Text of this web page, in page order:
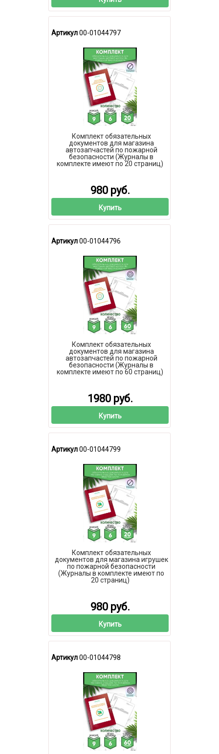
Артикул00-01044797
Комплект обязательных
документов для магазина
автозапчастей по пожарной
безопасности (Журналы в
комплекте имеют по 20 страниц)
980 руб.
Купить
Артикул00-01044796
Комплект обязательных
документов для магазина
автозапчастей по пожарной
безопасности (Журналы в
комплекте имеют по 60 страниц)
1980 руб.
Купить
Артикул00-01044799
Комплект обязательных
документов для магазина игрушек
по пожарной безопасности
(Журналы в комплекте имеют по
20 страниц)
980 руб.
Купить
Артикул00-01044798